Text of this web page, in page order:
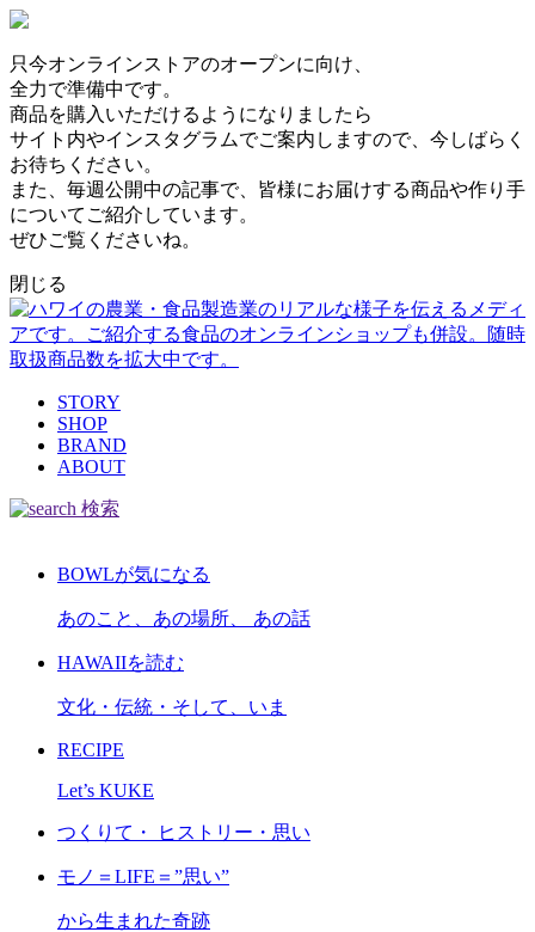
只今オンラインストアのオープンに向け、
全力で準備中です。
商品を購入いただけるようになりましたら
サイト内やインスタグラムでご案内しますので、今しばらく
お待ちください。
また、毎週公開中の記事で、皆様にお届けする商品や作り手
についてご紹介しています。
ぜひご覧くださいね。
閉じる
STORY
SHOP
BRAND
ABOUT
検索
BOWLが気になる
あのこと、あの場所、 あの話
HAWAIIを読む
文化・伝統・そして、いま
RECIPE
Let’s KUKE
つくりて・ ヒストリー・思い
モノ＝LIFE＝”思い”
から生まれた奇跡